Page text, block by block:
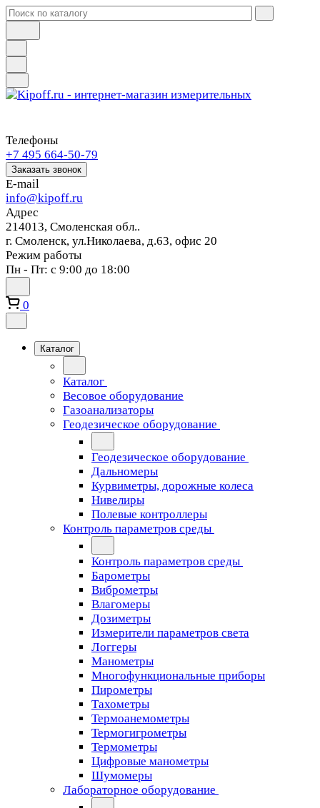
Телефоны
+7 495 664-50-79
Заказать звонок
E-mail
info@kipoff.ru
Адрес
214013, Смоленская обл..
г. Смоленск, ул.Николаева, д.63, офис 20
Режим работы
Пн - Пт: с 9:00 до 18:00
0
Каталог
Каталог
Весовое оборудование
Газоанализаторы
Геодезическое оборудование
Геодезическое оборудование
Дальномеры
Курвиметры, дорожные колеса
Нивелиры
Полевые контроллеры
Контроль параметров среды
Контроль параметров среды
Барометры
Виброметры
Влагомеры
Дозиметры
Измерители параметров света
Логгеры
Манометры
Многофункциональные приборы
Пирометры
Тахометры
Термоанемометры
Термогигрометры
Термометры
Цифровые манометры
Шумомеры
Лабораторное оборудование